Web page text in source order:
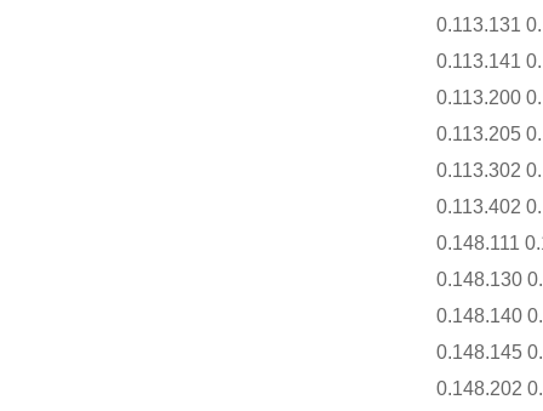
0.113.131
0.113.141
0.113.200
0.113.205
0.113.302
0.113.402
0.148.111
0.148.130
0.148.140
0.148.145
0.148.202